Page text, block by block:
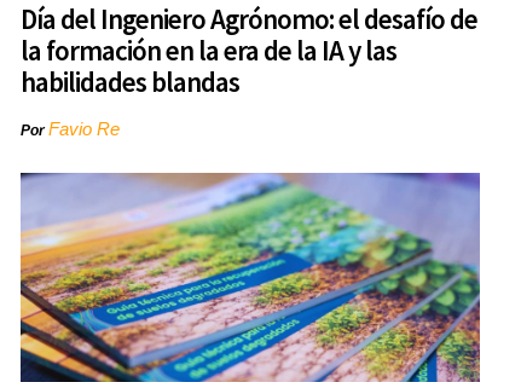
Día del Ingeniero Agrónomo: el desafío de
la formación en la era de la IA y las
habilidades blandas
PorFavio Re